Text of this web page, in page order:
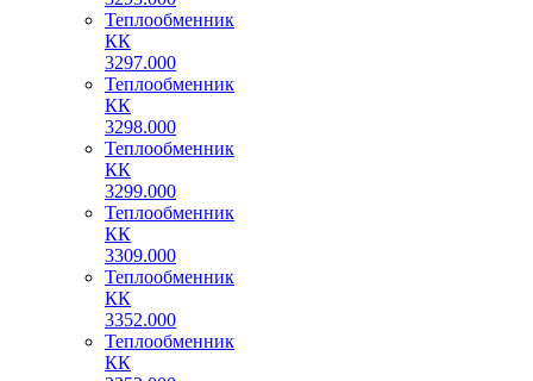
Теплообменник
КК
3297.000
Теплообменник
КК
3298.000
Теплообменник
КК
3299.000
Теплообменник
КК
3309.000
Теплообменник
КК
3352.000
Теплообменник
КК